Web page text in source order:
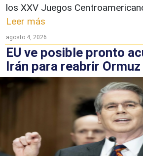
los XXV Juegos
Leer más
agosto 4, 2026
EU ve posible pronto
Irán para reabrir Ormuz